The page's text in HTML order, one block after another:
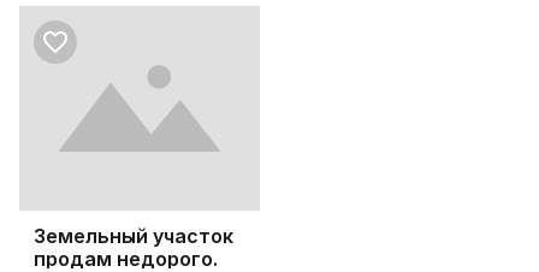
Земельный участок
продам недорого.